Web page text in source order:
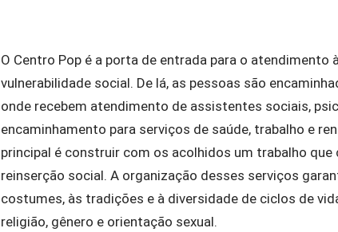
O Centro Pop é a porta de entrada para o atendimento
vulnerabilidade social. De lá, as pessoas são
onde recebem atendimento de assistentes sociais,
encaminhamento para serviços de saúde, trabalho e
principal é construir com os acolhidos um trabalho que
reinserção social. A organização desses serviços
costumes, às tradições e à diversidade de ciclos de
religião, gênero e orientação sexual.